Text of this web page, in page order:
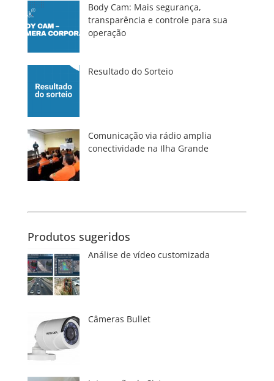
Body Cam: Mais segurança,
transparência e controle para sua
operação
Resultado do Sorteio
Comunicação via rádio amplia
conectividade na Ilha Grande
Produtos sugeridos
Análise de vídeo customizada
Câmeras Bullet